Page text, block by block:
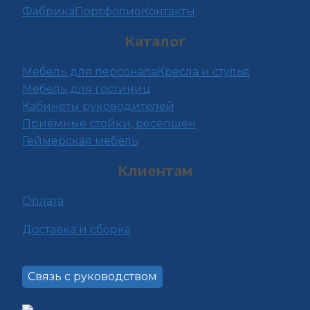
Опции
на
странице
товара.
ФабрикаПортфолиоКонтакты
Каталог
Мебель для персоналаКресла и стулья
Мебель для гостиниц
Кабинеты руководителей
Приёмные стойки, ресепшен
Геймерская мебель
Клиентам
Оплата
Доставка и сборка
Связь с руководством